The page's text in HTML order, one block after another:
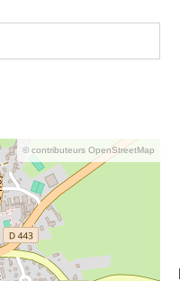
© contributeurs OpenStreetMap